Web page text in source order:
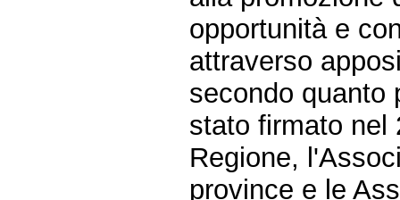
opportunità e
attraverso
secondo quanto
stato firmato nel
Regione,
province e le